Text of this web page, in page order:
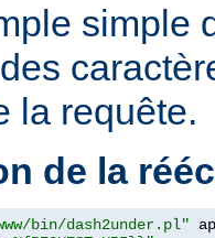
simple
la requête.
de la
bin/dash2under.pl"